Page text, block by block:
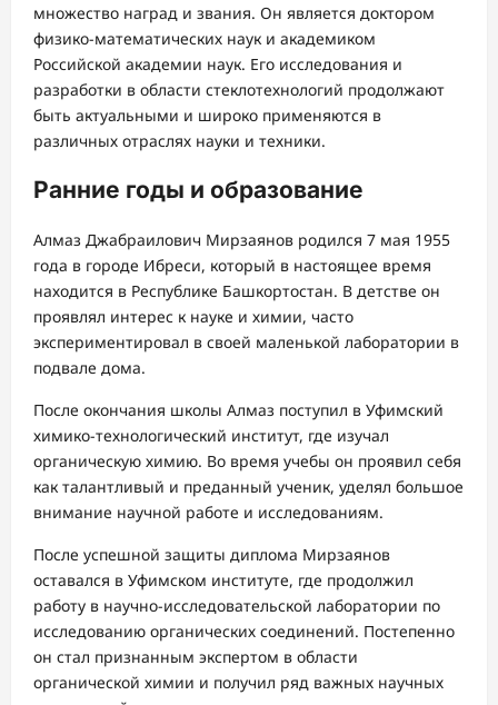
множество наград и звания. Он является доктором
физико-математических наук и академиком
Российской академии наук. Его исследования и
разработки в области стеклотехнологий продолжают
быть актуальными и широко применяются в
различных отраслях науки и техники.
Ранние годы и образование
Алмаз Джабраилович Мирзаянов родился 7 мая 1955
года в городе Ибреси, который в настоящее время
находится в Республике Башкортостан. В детстве он
проявлял интерес к науке и химии, часто
экспериментировал в своей маленькой лаборатории в
подвале дома.
После окончания школы Алмаз поступил в Уфимский
химико-технологический институт, где изучал
органическую химию. Во время учебы он проявил себя
как талантливый и преданный ученик, уделял большое
внимание научной работе и исследованиям.
После успешной защиты диплома Мирзаянов
оставался в Уфимском институте, где продолжил
работу в научно-исследовательской лаборатории по
исследованию органических соединений. Постепенно
он стал признанным экспертом в области
органической химии и получил ряд важных научных